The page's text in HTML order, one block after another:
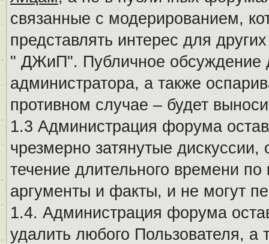
связанные с модерированием,
представлять интерес для
" ДЖиП". Публичное обсуждение
администратора, а также
противном случае – будет
1.3 Администрация форума
чрезмерно затянутые
течение длительного времени
аргументы и факты, и не могут
1.4. Администрация форума
удалить любого Пользователя, а